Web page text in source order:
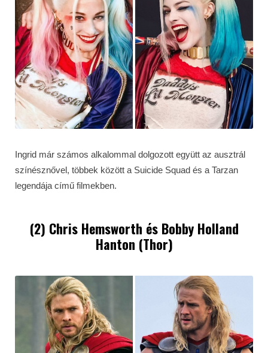
Ingrid már számos alkalommal dolgozott együtt az ausztrál
színésznővel, többek között a Suicide Squad és a Tarzan
legendája című filmekben.
(2) Chris Hemsworth és Bobby Holland
Hanton (Thor)